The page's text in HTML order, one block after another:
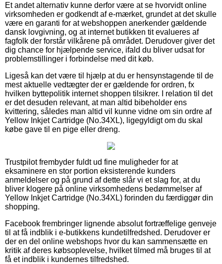
Et andet alternativ kunne derfor være at se hvorvidt online
virksomheden er godkendt af e-mærket, grundet at det skulle
være en garanti for at webshoppen anerkender gældende
dansk lovgivning, og at internet butikken tit evalueres af
fagfolk der forstår vilkårene på området. Derudover giver det
dig chance for hjælpende service, ifald du bliver udsat for
problemstillinger i forbindelse med dit køb.
Ligeså kan det være til hjælp at du er hensynstagende til de
mest aktuelle vedtægter der er gældende for ordren, fx
hvilken byttepolitik internet shoppen tilsikrer. I relation til det
er det desuden relevant, at man altid bibeholder ens
kvittering, således man altid vil kunne vidne om sin ordre af
Yellow Inkjet Cartridge (No.34XL), ligegyldigt om du skal
købe gave til en pige eller dreng.
Trustpilot frembyder fuldt ud fine muligheder for at
eksaminere en stor portion eksisterende kunders
anmeldelser og på grund af dette slår vi et slag for, at du
bliver klogere på online virksomhedens bedømmelser af
Yellow Inkjet Cartridge (No.34XL) forinden du færdiggør din
shopping.
Facebook frembringer lignende absolut fortræffelige genveje
til at få indblik i e-butikkens kundetilfredshed. Derudover er
der en del online webshops hvor du kan sammensætte en
kritik af deres købsoplevelse, hvilket tilmed må bruges til at
få et indblik i kundernes tilfredshed.